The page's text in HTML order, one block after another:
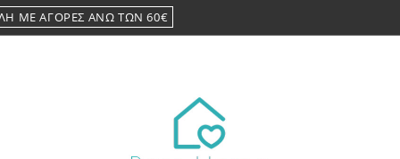
ΜΕ ΑΓΟΡΕΣ ΑΝΩ ΤΩΝ 60€